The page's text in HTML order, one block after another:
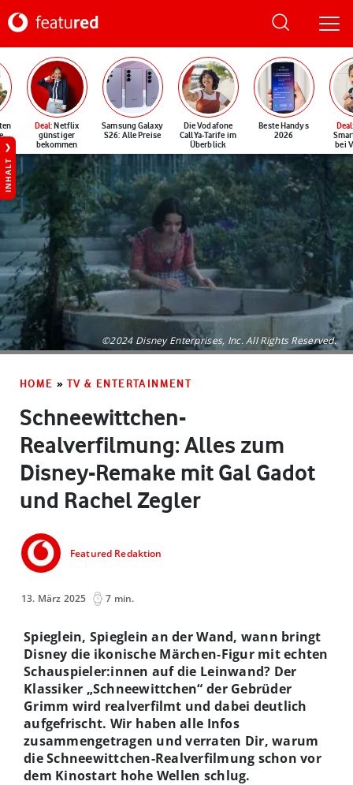
Deal: Netflix
günstiger
bekommen
Samsung Galaxy
S26: Alle Preise
Die Vodafone
CallYa-Tarife im
Überblick
Beste Handys
2026
Deal
bei
INHALT
©2024 Disney Enterprises, Inc. All Rights Reserved.
HOME » TV & ENTERTAINMENT
Schneewittchen-
Realverfilmung: Alles zum
Disney-Remake mit Gal Gadot
und Rachel Zegler
Featured Redaktion
13. März 2025 7 min.
Spieglein, Spieglein an der Wand, wann bringt
Disney die ikonische Märchen-Figur mit echten
Schauspieler:innen auf die Leinwand? Der
Klassiker „Schneewittchen“ der Gebrüder
Grimm wird realverfilmt und dabei deutlich
aufgefrischt. Wir haben alle Infos
zusammengetragen und verraten Dir, warum
die Schneewittchen-Realverfilmung schon vor
dem Kinostart hohe Wellen schlug.